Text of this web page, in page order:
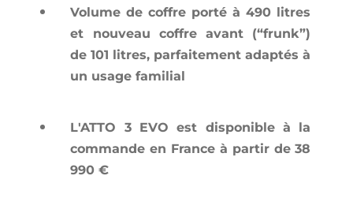
Volume de coffre porté à 490 litres
et nouveau coffre avant (“frunk”)
de 101 litres, parfaitement adaptés à
un usage familial
L'ATTO 3 EVO est disponible à la
commande en France à partir de 38
990 €